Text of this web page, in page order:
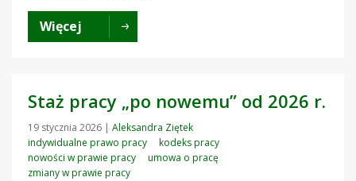
Więcej
Staż pracy „po nowemu” od 2026 r.
19 stycznia 2026 | Aleksandra Ziętek
indywidualne prawo pracy
kodeks pracy
nowości w prawie pracy
umowa o pracę
zmiany w prawie pracy